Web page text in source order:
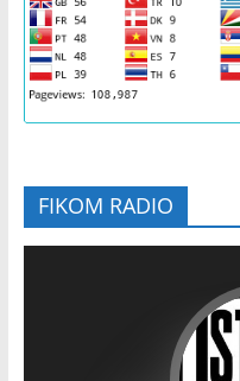
FIKOM RADIO